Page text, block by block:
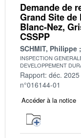
Demande de
Grand Site de
Blanc-Nez,
CSSPP
SCHMIT, Philippe
INSPECTION
DEVELOPPEMENT
Rapport: déc. 2025
n°016144-01
Accéder à la notice